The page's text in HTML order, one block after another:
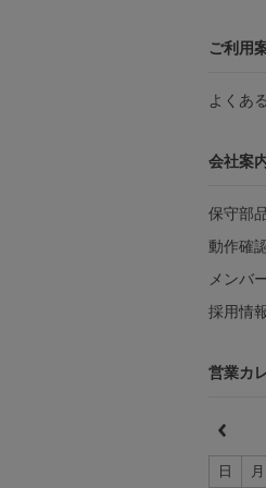
ご利用
よくあ
会社案
保守部
動作確
メンバ
採用情
営業カ
日 月